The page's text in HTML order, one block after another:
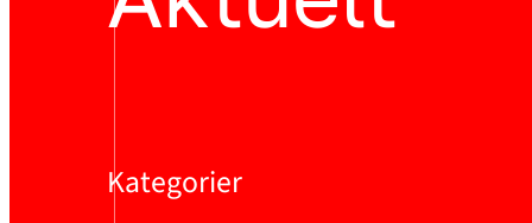
Kategorier